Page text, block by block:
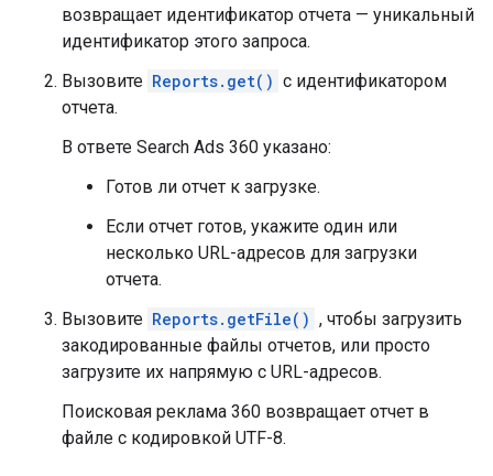
возвращает идентификатор отчета — уникальный
идентификатор этого запроса.
Вызовите Reports.get() с идентификатором
отчета.
В ответе Search Ads 360 указано:
Готов ли отчет к загрузке.
Если отчет готов, укажите один или
несколько URL-адресов для загрузки
отчета.
Вызовите Reports.getFile() , чтобы загрузить
закодированные файлы отчетов, или просто
загрузите их напрямую с URL-адресов.
Поисковая реклама 360 возвращает отчет в
файле с кодировкой UTF-8.